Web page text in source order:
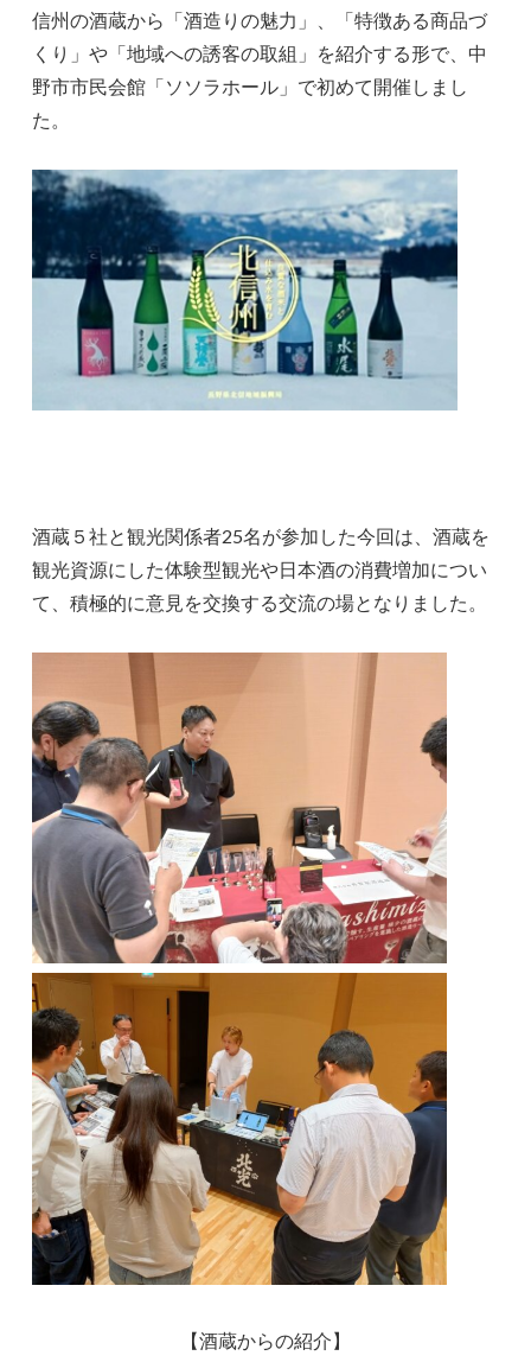
信州の酒蔵から「酒造りの魅力」、「特徴ある商品づ
くり」や「地域への誘客の取組」を紹介する形で、中
野市市民会館「ソソラホール」で初めて開催しまし
た。
酒蔵５社と観光関係者25名が参加した今回は、酒蔵を
観光資源にした体験型観光や日本酒の消費増加につい
て、積極的に意見を交換する交流の場となりました。
【酒蔵からの紹介】